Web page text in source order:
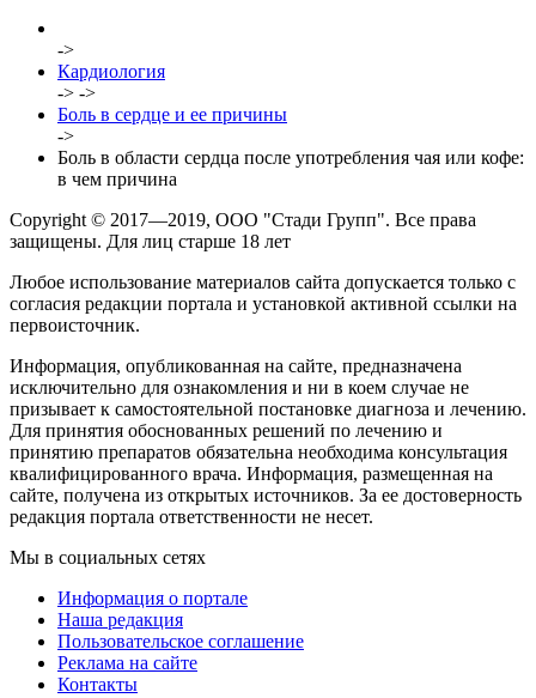
->
Кардиология
-> ->
Боль в сердце и ее причины
->
Боль в области сердца после употребления чая или кофе:
в чем причина
Copyright © 2017—2019, ООО "Стади Групп". Все права
защищены. Для лиц старше 18 лет
Любое использование материалов сайта допускается только с
согласия редакции портала и установкой активной ссылки на
первоисточник.
Информация, опубликованная на сайте, предназначена
исключительно для ознакомления и ни в коем случае не
призывает к самостоятельной постановке диагноза и лечению.
Для принятия обоснованных решений по лечению и
принятию препаратов обязательна необходима консультация
квалифицированного врача. Информация, размещенная на
сайте, получена из открытых источников. За ее достоверность
редакция портала ответственности не несет.
Мы в социальных сетях
Информация о портале
Наша редакция
Пользовательское соглашение
Реклама на сайте
Контакты